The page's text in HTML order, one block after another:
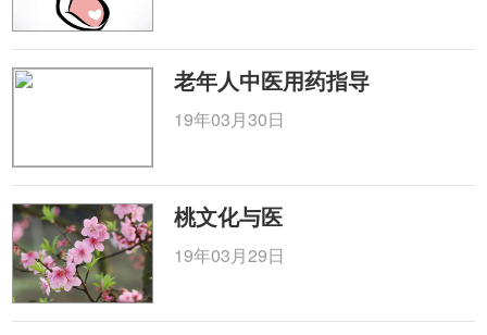
老年人中医用药指导
19年03月30日
桃文化与医
19年03月29日